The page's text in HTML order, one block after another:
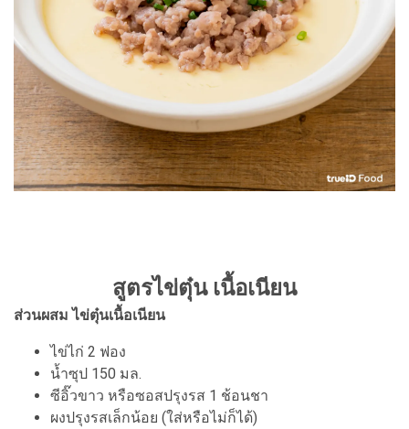
สูตรไข่ตุ๋น เนื้อเนียน
ส่วนผสม ไข่ตุ๋นเนื้อเนียน
ไข่ไก่ 2 ฟอง
น้ำซุป 150 มล.
ซีอิ๊วขาว หรือซอสปรุงรส 1 ช้อนชา
ผงปรุงรสเล็กน้อย (ใส่หรือไม่ก็ได้)